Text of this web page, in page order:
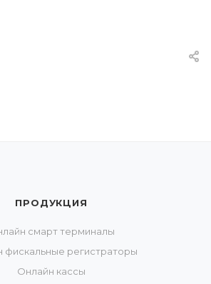
ПРОДУКЦИЯ
смарт терминалы
фискальные регистраторы
Онлайн кассы